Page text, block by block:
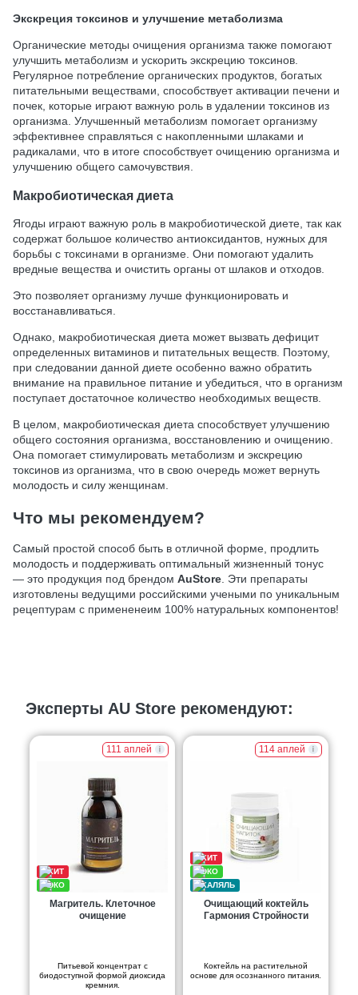
Экскреция токсинов и улучшение метаболизма
Органические методы очищения организма также помогают
улучшить метаболизм и ускорить экскрецию токсинов.
Регулярное потребление органических продуктов, богатых
питательными веществами, способствует активации печени и
почек, которые играют важную роль в удалении токсинов из
организма. Улучшенный метаболизм помогает организму
эффективнее справляться с накопленными шлаками и
радикалами, что в итоге способствует очищению организма и
улучшению общего самочувствия.
Макробиотическая диета
Ягоды играют важную роль в макробиотической диете, так как
содержат большое количество антиоксидантов, нужных для
борьбы с токсинами в организме. Они помогают удалить
вредные вещества и очистить органы от шлаков и отходов.
Это позволяет организму лучше функционировать и
восстанавливаться.
Однако, макробиотическая диета может вызвать дефицит
определенных витаминов и питательных веществ. Поэтому,
при следовании данной диете особенно важно обратить
внимание на правильное питание и убедиться, что в организм
поступает достаточное количество необходимых веществ.
В целом, макробиотическая диета способствует улучшению
общего состояния организма, восстановлению и очищению.
Она помогает стимулировать метаболизм и экскрецию
токсинов из организма, что в свою очередь может вернуть
молодость и силу женщинам.
Что мы рекомендуем?
Самый простой способ быть в отличной форме, продлить
молодость и поддерживать оптимальный жизненный тонус
— это продукция под брендом AuStore . Эти препараты
изготовлены ведущими российскими учеными по уникальным
рецептурам с примененеим 100% натуральных компонентов!
Эксперты AU Store рекомендуют:
111 аплей
Магритель. Клеточное
очищение
Питьевой концентрат с
биодоступной формой диоксида
кремния.
114 аплей
Очищающий коктейль
Гармония Стройности
Коктейль на растительной
основе для осознанного питания.